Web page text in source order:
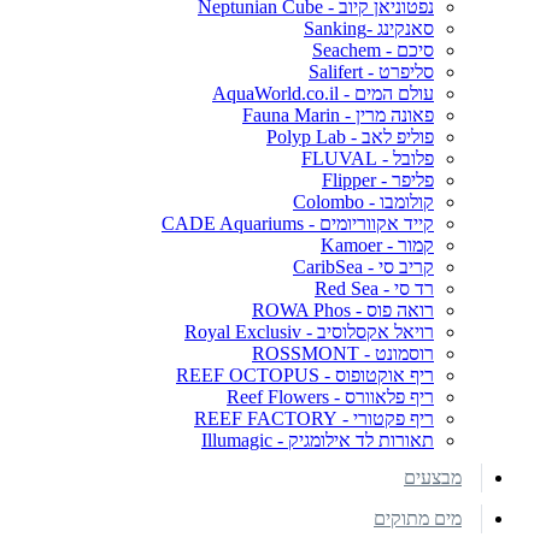
נפטוניאן קיוב - Neptunian Cube
סאנקינג -Sanking
סיכם - Seachem
סליפרט - Salifert
עולם המים - AquaWorld.co.il
פאונה מרין - Fauna Marin
פוליפ לאב - Polyp Lab
פלובל - FLUVAL
פליפר - Flipper
קולומבו - Colombo
קייד אקווריומים - CADE Aquariums
קמור - Kamoer
קריב סי - CaribSea
רד סי - Red Sea
רואה פוס - ROWA Phos
רויאל אקסלוסיב - Royal Exclusiv
רוסמונט - ROSSMONT
ריף אוקטופוס - REEF OCTOPUS
ריף פלאוורס - Reef Flowers
ריף פקטורי - REEF FACTORY
תאורות לד אילומגיק - Illumagic
מבצעים
מים מתוקים